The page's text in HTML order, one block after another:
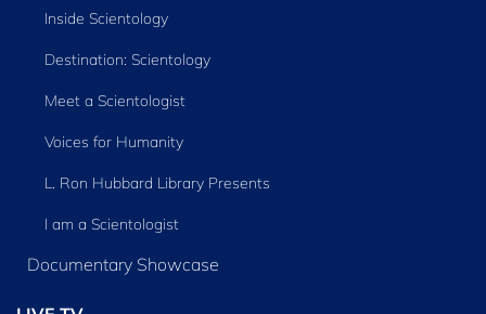
Inside Scientology
Destination: Scientology
Meet a Scientologist
Voices for Humanity
L. Ron Hubbard Library Presents
I am a Scientologist
Documentary Showcase